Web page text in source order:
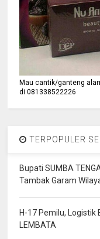
Mau cantik/ganteng
di 081338522226
TERPOPULER
Bupati SUMBA
Tambak Garam
H-17 Pemilu, Logistik
LEMBATA